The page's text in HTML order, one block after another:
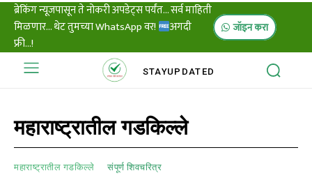
ब्रेकिंग न्यूजपासून ते नोकरी अपडेट्स पर्यंत... सर्व माहिती
मिळणार... थेट तुमच्या WhatsApp वर!
अगदी
फ्री...!
जॉइन करा
STAYUPDATED
महाराष्ट्रातील गडकिल्ले
महाराष्ट्रातील गडकिल्ले संपूर्ण शिवचरित्र